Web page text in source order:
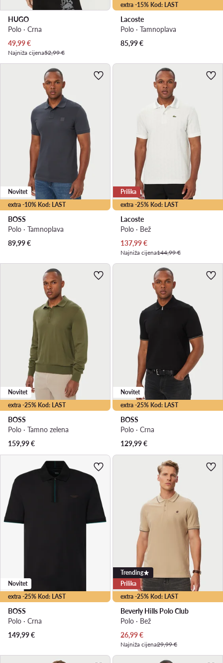
HUGO
Polo · Crna
Trenutna cijena
49,99€
Najniža cijena52,99 €
extra -15% Kod: LAST
Lacoste
Polo · Tamnoplava
85,99€
extra -10% Kod: LAST
Novitet
BOSS
Polo · Tamnoplava
89,99€
extra -25% Kod: LAST
Prilika
Lacoste
Polo · Bež
Trenutna cijena
137,99€
Najniža cijena144,99 €
extra -25% Kod: LAST
Novitet
BOSS
Polo · Tamno zelena
159,99€
extra -25% Kod: LAST
Novitet
BOSS
Polo · Crna
129,99€
extra -25% Kod: LAST
Novitet
BOSS
Polo · Crna
149,99€
extra -25% Kod: LAST
Trending
Prilika
Beverly Hills Polo Club
Polo · Bež
Trenutna cijena
26,99€
Najniža cijena29,99 €